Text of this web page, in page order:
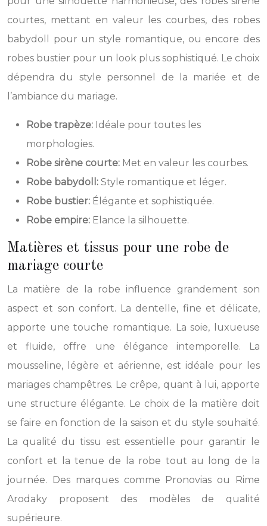
courtes, mettant en valeur les courbes, des robes
babydoll pour un style romantique, ou encore des
robes bustier pour un look plus sophistiqué. Le choix
dépendra du style personnel de la mariée et de
l’ambiance du mariage.
Robe trapèze: Idéale pour toutes les
morphologies.
Robe sirène courte: Met en valeur les courbes.
Robe babydoll: Style romantique et léger.
Robe bustier: Élégante et sophistiquée.
Robe empire: Elance la silhouette.
Matières et tissus pour une robe de
mariage courte
La matière de la robe influence grandement son
aspect et son confort. La dentelle, fine et délicate,
apporte une touche romantique. La soie, luxueuse
et fluide, offre une élégance intemporelle. La
mousseline, légère et aérienne, est idéale pour les
mariages champêtres. Le crêpe, quant à lui, apporte
une structure élégante. Le choix de la matière doit
se faire en fonction de la saison et du style souhaité.
La qualité du tissu est essentielle pour garantir le
confort et la tenue de la robe tout au long de la
journée. Des marques comme Pronovias ou Rime
Arodaky proposent des modèles de qualité
supérieure.